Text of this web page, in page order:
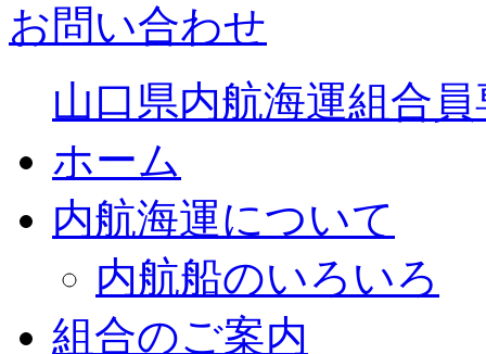
お問い合わせ
山口県内航海運組合
ホーム
内航海運について
内航船のいろいろ
組合のご案内